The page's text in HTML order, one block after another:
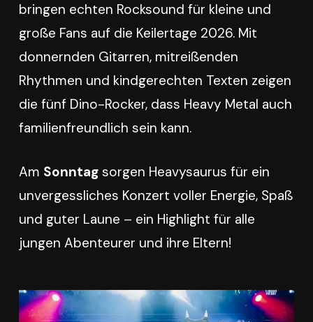
bringen echten Rocksound für kleine und
große Fans auf die Keilertage 2026. Mit
donnernden Gitarren, mitreißenden
Rhythmen und kindgerechten Texten zeigen
die fünf Dino-Rocker, dass Heavy Metal auch
familienfreundlich sein kann.
Am Sonntagsorgen Heavysaurus für ein
unvergessliches Konzert voller Energie, Spaß
und guter Laune – ein Highlight für alle
jungen Abenteurer und ihre Eltern!